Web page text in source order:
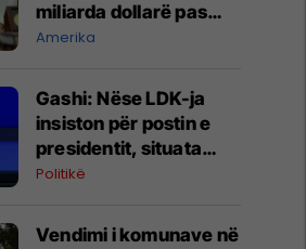
miliarda dollarë pas
anulimit të tarifave të
Amerika
Gashi: Nëse LDK-ja
insiston për postin e
presidentit, situata
komplikohet - pres që
Politikë
Vendimi i komunave në